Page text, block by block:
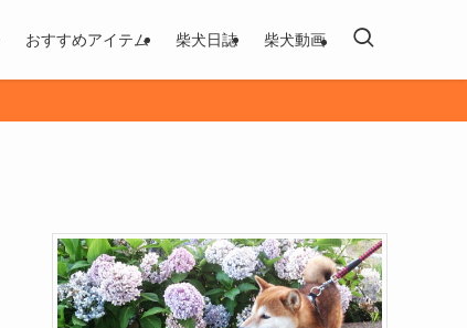
おすすめアイテム 柴犬日誌 柴犬動画